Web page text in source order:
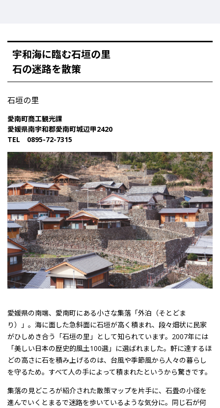
宇和海に臨む石垣の里
石の迷路を散策
石垣の里
愛南町商工観光課
愛媛県南宇和郡愛南町城辺甲2420
TEL 0895-72-7315
愛媛県の南端、愛南町にある小さな集落「外泊（そとどま
り）」 。海に面した急斜面に石垣が高く積まれ、段々畑状に民家
がひしめき合う 「石垣の里」 として知られています。2007年には
「美しい日本の歴史的風土100選」 に選ばれました。軒に達するほ
どの高さに石を積み上げるのは、台風や季節風から人々の暮らし
を守るため。すべて人の手によって積まれたというから驚きです。
集落の見どころが紹介された散策マップを片手に、石畳の小径を
進んでいくとまるで迷路を歩いているような気分に。同じ石が何